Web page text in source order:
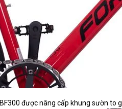
BF300 được nâng cấp khung sườn to